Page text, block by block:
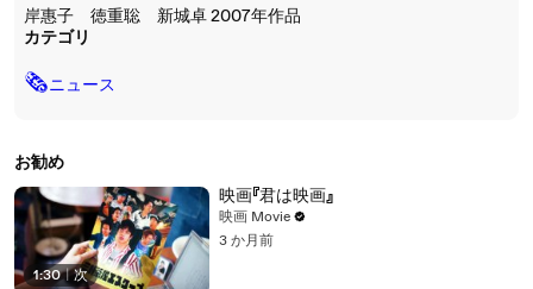
岸惠子 徳重聡 新城卓 2007年作品
カテゴリ
🗞ニュース
お勧め
1:30 | 次
映画『君は映画』
映画 Movie
3 か月前